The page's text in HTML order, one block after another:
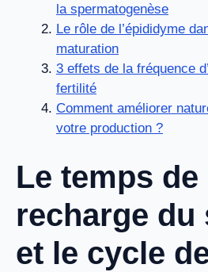
la spermatogenèse
Le rôle de l’épididyme
maturation
3 effets de la fréquence
fertilité
Comment améliorer
votre production ?
Le temps de
recharge du
et le cycle